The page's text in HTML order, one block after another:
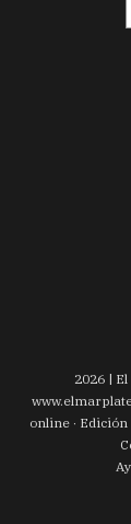
2026|
www.
online · Edición